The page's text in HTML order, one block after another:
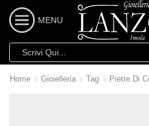
MENU
Home Gioielleria Tag Pietre Di